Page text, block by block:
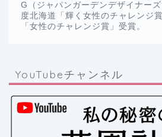
G（ジャパンガーデンデザイナー
度北海道「輝く女性のチャレンジ
「女性のチャレンジ賞」受賞。
YouTubeチャンネル